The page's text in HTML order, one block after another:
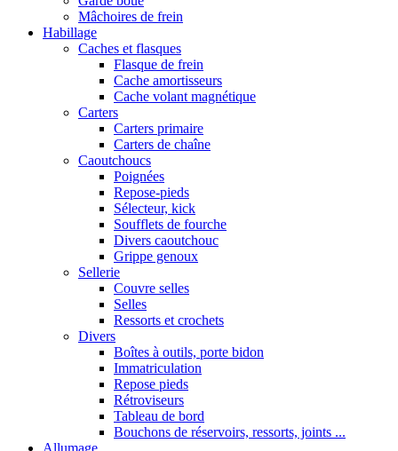
Mâchoires de frein
Habillage
Caches et flasques
Flasque de frein
Cache amortisseurs
Cache volant magnétique
Carters
Carters primaire
Carters de chaîne
Caoutchoucs
Poignées
Repose-pieds
Sélecteur, kick
Soufflets de fourche
Divers caoutchouc
Grippe genoux
Sellerie
Couvre selles
Selles
Ressorts et crochets
Divers
Boîtes à outils, porte bidon
Immatriculation
Repose pieds
Rétroviseurs
Tableau de bord
Bouchons de réservoirs, ressorts, joints ...